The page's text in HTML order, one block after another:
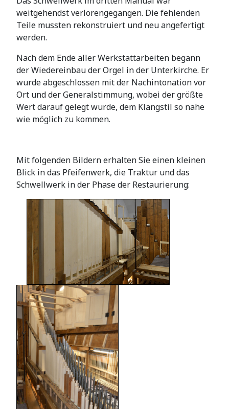
weitgehendst verlorengegangen. Die fehlenden
Teile mussten rekonstruiert und neu angefertigt
werden.
Nach dem Ende aller Werkstattarbeiten begann
der Wiedereinbau der Orgel in der Unterkirche. Er
wurde abgeschlossen mit der Nachintonation vor
Ort und der Generalstimmung, wobei der größte
Wert darauf gelegt wurde, dem Klangstil so nahe
wie möglich zu kommen.
Mit folgenden Bildern erhalten Sie einen kleinen
Blick in das Pfeifenwerk, die Traktur und das
Schwellwerk in der Phase der Restaurierung: